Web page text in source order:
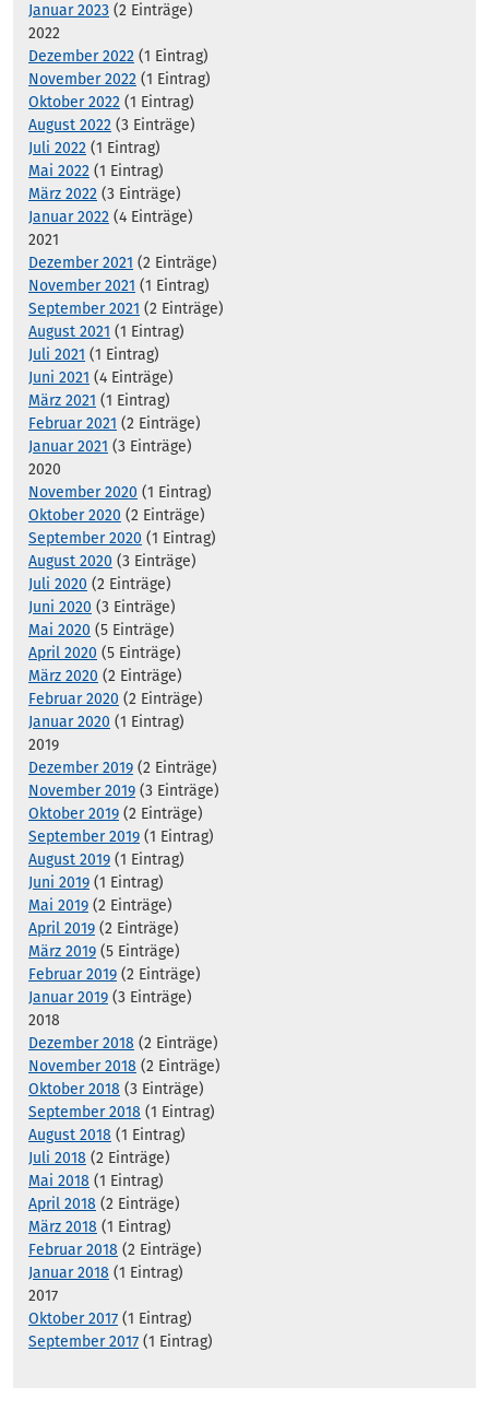
Januar 2023 (2 Einträge)
2022
Dezember 2022 (1 Eintrag)
November 2022 (1 Eintrag)
Oktober 2022 (1 Eintrag)
August 2022 (3 Einträge)
Juli 2022 (1 Eintrag)
Mai 2022 (1 Eintrag)
März 2022 (3 Einträge)
Januar 2022 (4 Einträge)
2021
Dezember 2021 (2 Einträge)
November 2021 (1 Eintrag)
September 2021 (2 Einträge)
August 2021 (1 Eintrag)
Juli 2021 (1 Eintrag)
Juni 2021 (4 Einträge)
März 2021 (1 Eintrag)
Februar 2021 (2 Einträge)
Januar 2021 (3 Einträge)
2020
November 2020 (1 Eintrag)
Oktober 2020 (2 Einträge)
September 2020 (1 Eintrag)
August 2020 (3 Einträge)
Juli 2020 (2 Einträge)
Juni 2020 (3 Einträge)
Mai 2020 (5 Einträge)
April 2020 (5 Einträge)
März 2020 (2 Einträge)
Februar 2020 (2 Einträge)
Januar 2020 (1 Eintrag)
2019
Dezember 2019 (2 Einträge)
November 2019 (3 Einträge)
Oktober 2019 (2 Einträge)
September 2019 (1 Eintrag)
August 2019 (1 Eintrag)
Juni 2019 (1 Eintrag)
Mai 2019 (2 Einträge)
April 2019 (2 Einträge)
März 2019 (5 Einträge)
Februar 2019 (2 Einträge)
Januar 2019 (3 Einträge)
2018
Dezember 2018 (2 Einträge)
November 2018 (2 Einträge)
Oktober 2018 (3 Einträge)
September 2018 (1 Eintrag)
August 2018 (1 Eintrag)
Juli 2018 (2 Einträge)
Mai 2018 (1 Eintrag)
April 2018 (2 Einträge)
März 2018 (1 Eintrag)
Februar 2018 (2 Einträge)
Januar 2018 (1 Eintrag)
2017
Oktober 2017 (1 Eintrag)
September 2017 (1 Eintrag)